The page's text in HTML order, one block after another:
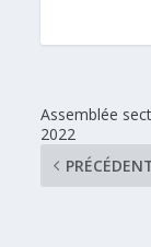
Assemblée
2022